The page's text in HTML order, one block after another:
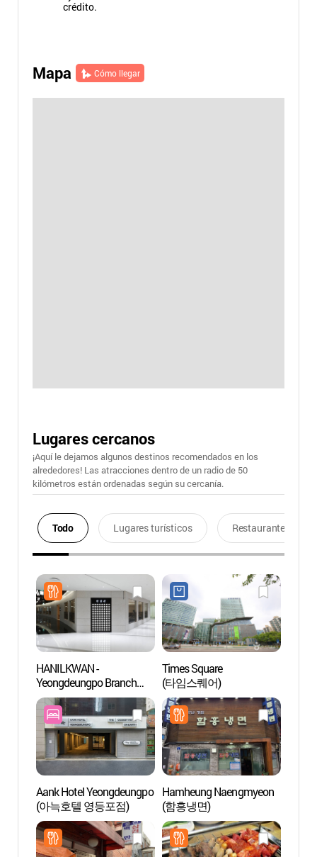
crédito.
Mapa Cómo llegar
Lugares cercanos
¡Aquí le dejamos algunos destinos recomendados en los
alrededores! Las atracciones dentro de un radio de 50
kilómetros están ordenadas según su cercanía.
Todo Lugares turísticos Restaurantes
HANILKWAN -
Yeongdeungpo Branch
(한일관 영등포)
Times Square
(타임스퀘어)
Aank Hotel Yeongdeungpo
(아늑호텔 영등포점)
Hamheung Naengmyeon
(함흥냉면)